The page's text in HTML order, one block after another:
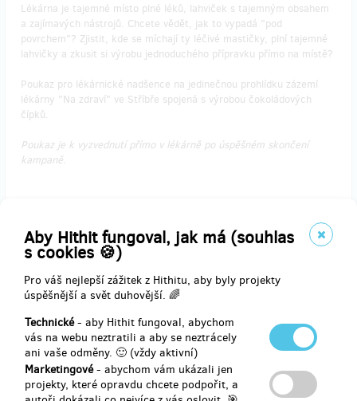
Aby Hithit fungoval, jak má (souhlas
s cookies 🍪)
Pro váš nejlepší zážitek z Hithitu, aby byly projekty
úspěšnější a svět duhovější. 🌈
Technické- aby Hithit fungoval, abychom
vás na webu neztratili a aby se neztrácely
ani vaše odměny. 🙂 (vždy aktivní)
Marketingové- abychom vám ukázali jen
projekty, které opravdu chcete podpořit, a
Lékárna je tajemné místo plné léků, lahviček s tajemným obsahem
a zajímavých nástrojů. Chcete vědět, jak to vypadá "pod
povrchem"? Zjistit, kde se míchají ty léčivé mastičky, plní tajemné
lahvičky a zkusit si výrobu jednoduchého přípravku přímo na místě?
Poukaz pro lékárnické nadšence na jedinečnou prohlídku zázemí
lékárny "Na zdraví" ve Stříbře spojená s výrobou čokoládových
čípků.
Poukaz je k vyzvednutí přímo v lékárně po úspěšném skončení
kampaně.
Doručení odměny: do měsíce po ukončení projektu na Hithitu
Permanentka do posilovny na 1 měsíc
Pomůžu středisku Víteček a za to dostanuvolný vstup do
sportovního studia Sandowv Mariánských Lázních na celý 1 měsíc s